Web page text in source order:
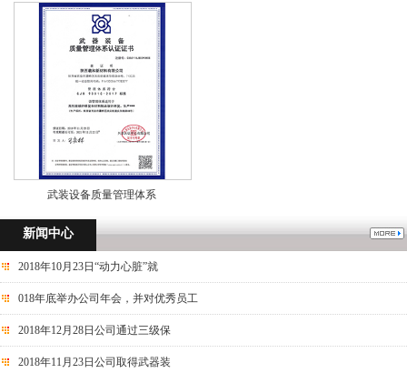
武装设备质量管理体系
新闻中心
2018年10月23日“动力心脏”就
018年底举办公司年会，并对优秀员工
2018年12月28日公司通过三级保
2018年11月23日公司取得武器装